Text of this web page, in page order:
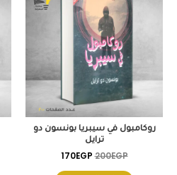
روكامبول في سيبريا بونسون دو
ترايل
200EGP
هو:
200EGP.
170EGP